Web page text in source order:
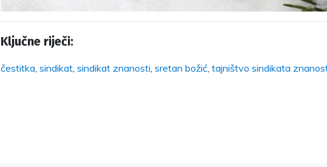
Ključne riječi:
čestitka, sindikat, sindikat znanosti, sretan božić, tajništvo sindikata